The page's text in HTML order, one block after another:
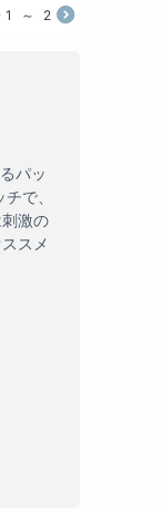
1 ～ 2
パッ
で、
激の
スメ